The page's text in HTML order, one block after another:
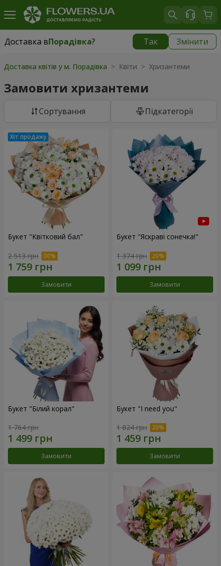
Доставка вПорадівка? Так Змінити
Доставка вПорадівка|
Доставка квітів у м. Порадівка > Квіти > Хризантеми
Замовити хризантеми
Сортування Підкатегорії
Букет "Квітковий бал"
2 513 грн
Замовити
Букет "Яскраві сонечка!"
1 374 грн
Замовити
Букет "Білий корал"
1 764 грн
Замовити
Букет "I need you"
1 824 грн
Замовити